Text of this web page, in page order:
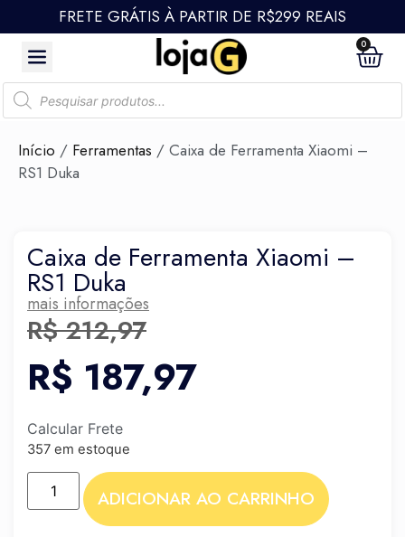
FRETE GRÁTIS À PARTIR DE R$299 REAIS
0
Início / Ferramentas / Caixa de Ferramenta Xiaomi –
RS1 Duka
Caixa de Ferramenta Xiaomi –
RS1 Duka
mais informações
R$212,97
R$ 187,97
Calcular Frete
357 em estoque
ADICIONAR AO CARRINHO